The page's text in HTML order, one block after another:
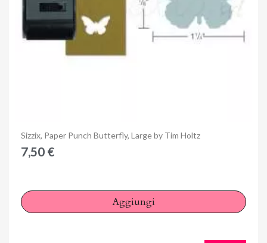
Anteprima
Sizzix, Paper Punch Butterfly, Large by Tim Holtz
7,50 €
Aggiungi
Accedi
list.